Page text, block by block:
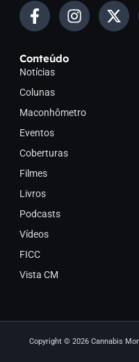
Conteúdo
Notícias
Colunas
Maconhômetro
Eventos
Coberturas
Filmes
Livros
Podcasts
Vídeos
FICC
Vista CM
Copyright © 2026 Cannabis